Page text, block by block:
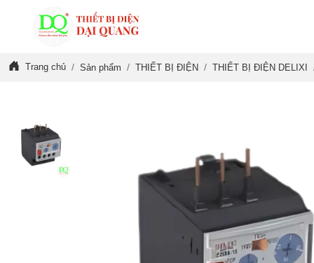
Trang chủ Sản phẩm THIẾT BỊ ĐIỆN THIẾT BỊ ĐIỆN DELIXI